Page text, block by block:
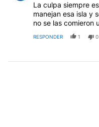
La culpa siempre
manejan esa isla y
no se las comieron
RESPONDER 1 0